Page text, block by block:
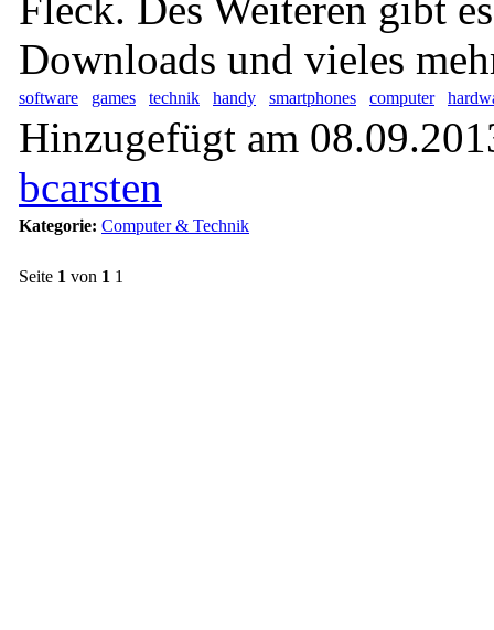
Downloads und vieles
software games technik handy smartphones computer
Hinzugefügt am
bcarsten
Kategorie: Computer & Technik
Seite 1 von 1 1